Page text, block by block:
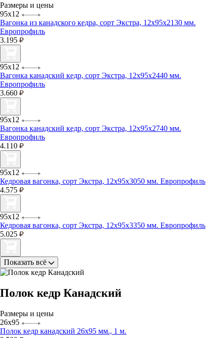
Размеры и цены
95х12
Вагонка из канадского кедра, сорт Экстра, 12х95х2130 мм.
Европрофиль
3.195
95х12
Вагонка канадский кедр, сорт Экстра, 12х95х2440 мм.
Европрофиль
3.660
95х12
Вагонка канадский кедр, сорт Экстра, 12х95х2740 мм.
Европрофиль
4.110
95х12
Кедровая вагонка, сорт Экстра, 12х95х3050 мм. Европрофиль
4.575
95х12
Кедровая вагонка, сорт Экстра, 12х95х3350 мм. Европрофиль
5.025
Показать всё
Полок кедр Канадский
Размеры и цены
26х95
Полок кедр канадский 26х95 мм., 1 м.